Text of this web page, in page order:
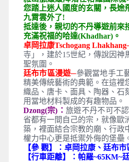
您踏上迷人國度的玄關，長途
九霄雲外了!
抵達後，親切的不丹導遊前來
充滿祝福的哈達(Khadhar)。
卓岡拉康Tschogang
寺」，建於15世紀，傳說因神
聖氛圍。
廷布市區漫遊─參觀當地手工
精美傳統藝術的典範。在這裡
織品、唐卡、面具、陶器、石
用當地材料製成的有趣物品。
Dzong(宗)：旅遊不丹不可不
省都有一間自己的宗，就像歐
築，裡面結合宗教的廟、行政
權力中心更是抵禦外侮的堡壘
【參 觀】：卓岡拉康、廷布
【行車距離】：帕羅~65KM~